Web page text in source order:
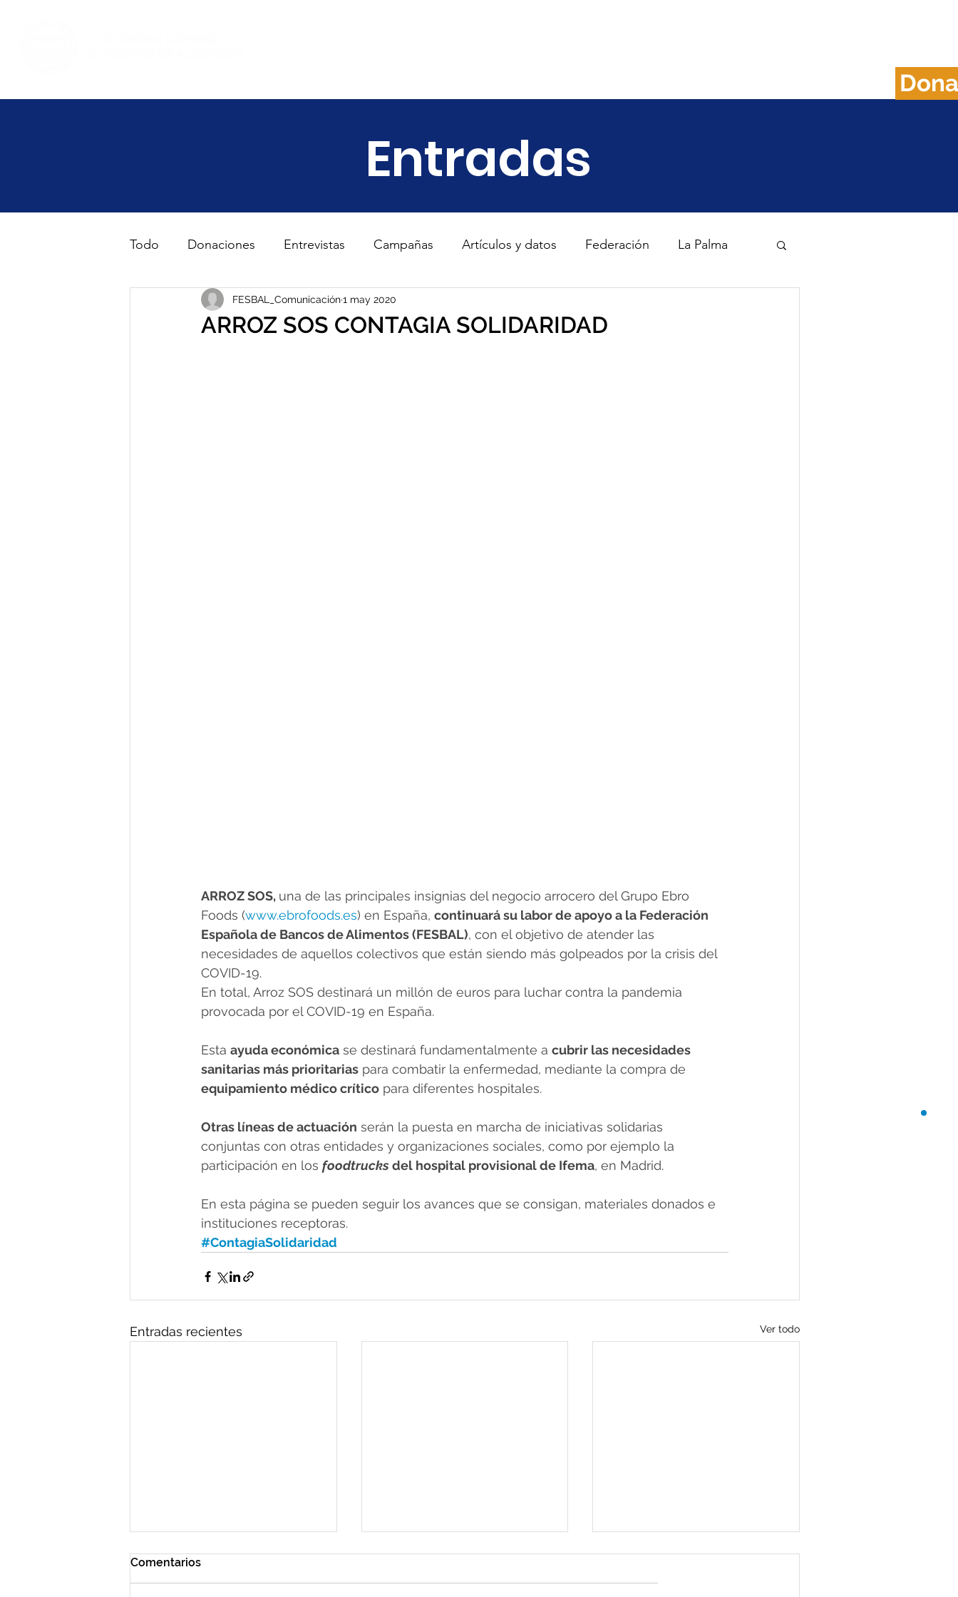
Dona
Entradas
Todo Donaciones Entrevistas Campañas Artículos y datos Federación La Palma
Gran Recogida de Alimentos TodosConUcrania
ARROZ SOS CONTAGIA SOLIDARIDAD
FESBAL_Comunicación1 may 2020
ARROZ SOS, una de las principales insignias del negocio arrocero del Grupo Ebro
Foods (www.ebrofoods.es) en España, continuará su labor de apoyo a la Federación
Española de Bancos de Alimentos (FESBAL), con el objetivo de atender las
necesidades de aquellos colectivos que están siendo más golpeados por la crisis del
COVID-19.
En total, Arroz SOS destinará un millón de euros para luchar contra la pandemia
provocada por el COVID-19 en España.
Esta ayuda económica se destinará fundamentalmente a cubrir las necesidades
sanitarias más prioritarias para combatir la enfermedad, mediante la compra de
equipamiento médico crítico para diferentes hospitales.
Otras líneas de actuación serán la puesta en marcha de iniciativas solidarias
conjuntas con otras entidades y organizaciones sociales, como por ejemplo la
participación en los foodtrucks del hospital provisional de Ifema, en Madrid.
En esta página se pueden seguir los avances que se consigan, materiales donados e
instituciones receptoras.
#ContagiaSolidaridad
Entradas recientes Ver todo
Comentarios